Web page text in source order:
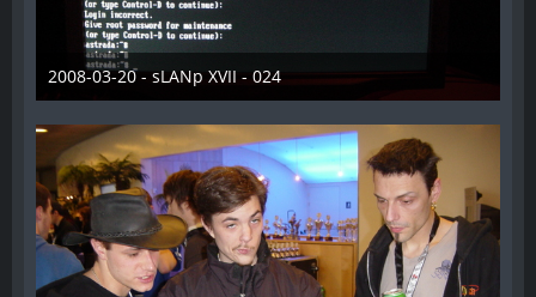
2008-03-20 - sLANp XVII - 024
28. Dezember 2012